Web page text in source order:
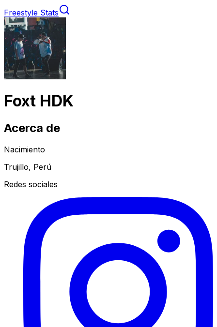
Freestyle Stats
Foxt HDK
Acerca de
Nacimiento
Trujillo, Perú
Redes sociales